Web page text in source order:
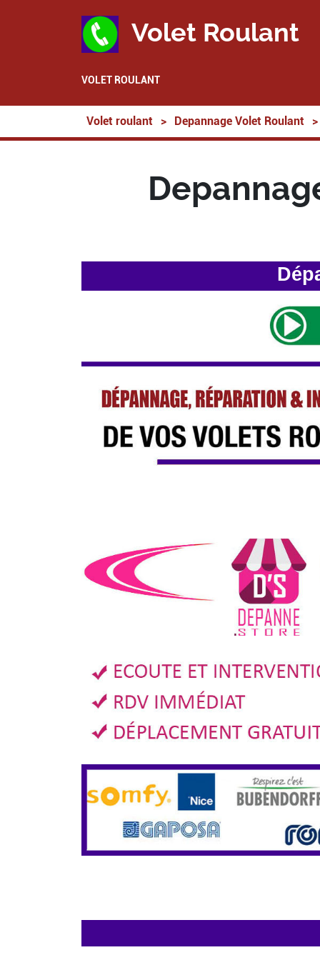
Volet Roulant
VOLET ROULANT
Volet roulant > Depannage Volet Roulant >